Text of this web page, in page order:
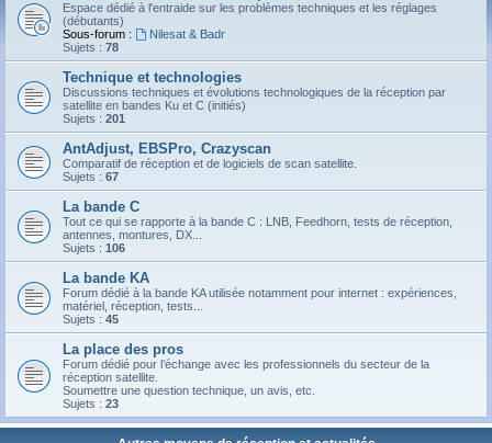
Espace dédié à l'entraide sur les problèmes techniques et les réglages
(débutants)
Sous-forum :
Nilesat & Badr
Sujets : 78
Technique et technologies
Discussions techniques et évolutions technologiques de la réception par
satellite en bandes Ku et C (initiés)
Sujets : 201
AntAdjust, EBSPro, Crazyscan
Comparatif de réception et de logiciels de scan satellite.
Sujets : 67
La bande C
Tout ce qui se rapporte à la bande C : LNB, Feedhorn, tests de réception,
antennes, montures, DX...
Sujets : 106
La bande KA
Forum dédié à la bande KA utilisée notamment pour internet : expériences,
matériel, réception, tests...
Sujets : 45
La place des pros
Forum dédié pour l’échange avec les professionnels du secteur de la
réception satellite.
Soumettre une question technique, un avis, etc.
Sujets : 23